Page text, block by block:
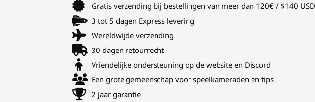
Gratis verzending bij bestellingen van meer dan 120€ / $140 USD
3 tot 5 dagen Express levering
Wereldwijde verzending
30 dagen retourrecht
Vriendelijke ondersteuning op de website en Discord
Een grote gemeenschap voor speelkameraden en tips
2 jaar garantie